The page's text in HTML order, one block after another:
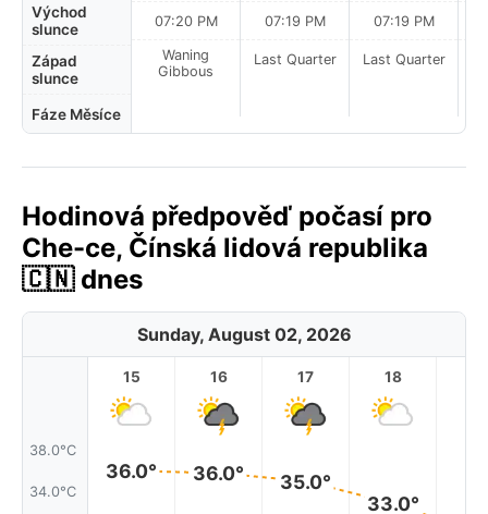
Východ
slunce
Západ
slunce
Fáze Měsíce
07:20 PM
Waning
Gibbous
07:19 PM
Last Quarter
07:19 PM
Last Quarter
Hodinová předpověď počasí pro
Che-ce, Čínská lidová republika
🇨🇳 dnes
Sunday, August 02, 2026
38.0°C
34.0°C
15
36.0°
16
36.0°
17
35.0°
18
33.0°